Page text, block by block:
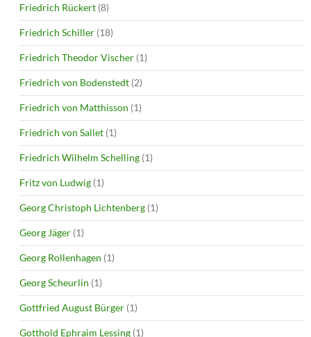
Friedrich Rückert (8)
Friedrich Schiller (18)
Friedrich Theodor Vischer (1)
Friedrich von Bodenstedt (2)
Friedrich von Matthisson (1)
Friedrich von Sallet (1)
Friedrich Wilhelm Schelling (1)
Fritz von Ludwig (1)
Georg Christoph Lichtenberg (1)
Georg Jäger (1)
Georg Rollenhagen (1)
Georg Scheurlin (1)
Gottfried August Bürger (1)
Gotthold Ephraim Lessing (1)